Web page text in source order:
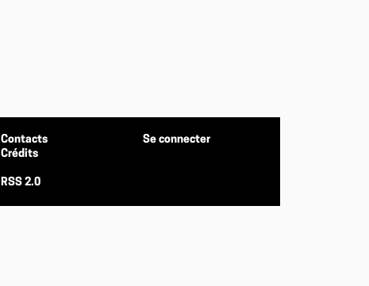
Contacts
Crédits
RSS 2.0
Se connecter